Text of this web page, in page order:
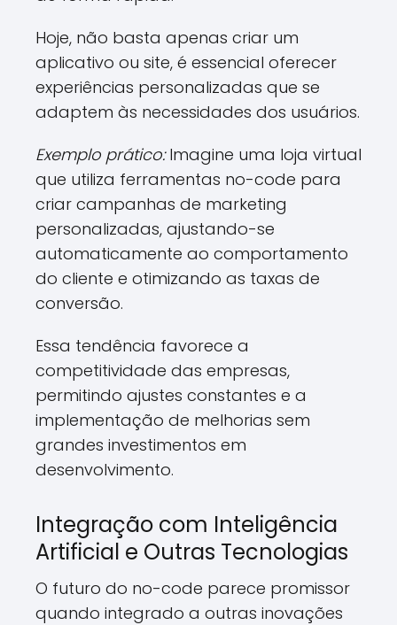
Hoje, não basta apenas criar um
aplicativo ou site, é essencial oferecer
experiências personalizadas que se
adaptem às necessidades dos usuários.
Exemplo prático:Imagine uma loja virtual
que utiliza ferramentas no-code para
criar campanhas de marketing
personalizadas, ajustando-se
automaticamente ao comportamento
do cliente e otimizando as taxas de
conversão.
Essa tendência favorece a
competitividade das empresas,
permitindo ajustes constantes e a
implementação de melhorias sem
grandes investimentos em
desenvolvimento.
Integração com Inteligência
Artificial e Outras Tecnologias
O futuro do no-code parece promissor
quando integrado a outras inovações